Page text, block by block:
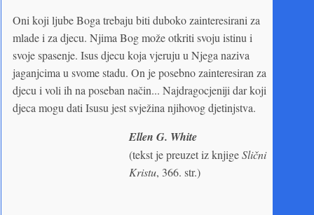
Oni koji ljube Boga trebaju biti duboko zainteresirani za
mlade i za djecu. Njima Bog može otkriti svoju istinu i
svoje spasenje. Isus djecu koja vjeruju u Njega naziva
jaganjcima u svome stadu. On je posebno zainteresiran za
djecu i voli ih na poseban način... Najdragocjeniji dar koji
djeca mogu dati Isusu jest svježina njihovog djetinjstva.
Ellen G. White
(tekst je preuzet iz knjigeSlični
Kristu, 366. str.)